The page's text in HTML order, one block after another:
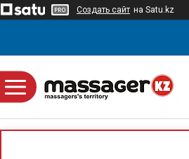
Создать сайт на Satu.kz